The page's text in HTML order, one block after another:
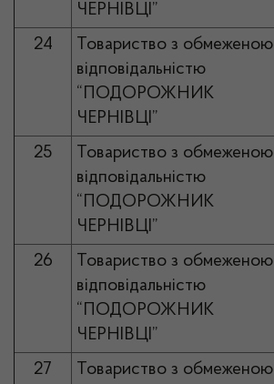
ЧЕРНІВЦІ”
24
Товариство з обмеженою
відповідальністю
“ПОДОРОЖНИК
ЧЕРНІВЦІ”
25
Товариство з обмеженою
відповідальністю
“ПОДОРОЖНИК
ЧЕРНІВЦІ”
26
Товариство з обмеженою
відповідальністю
“ПОДОРОЖНИК
ЧЕРНІВЦІ”
27
Товариство з обмеженою